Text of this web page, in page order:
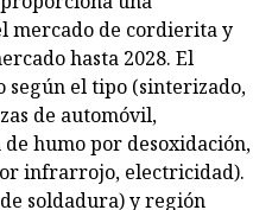
mercado de cordierita y
hasta 2028. El
según el tipo (sinterizado,
de automóvil,
humo por desoxidación,
infrarrojo, electricidad).
soldadura) y región